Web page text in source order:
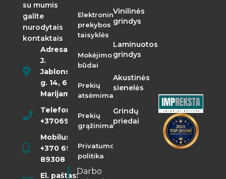
su mumis
galite
nurodytais
kontaktais
Adresas:
J.
Jablonskio
g. 14, 68290
Marijampolė
Telefonas:
+37069855400
Mobilusis:
+370 698
89308
El. paštas:
Elektroninės
prekybos
taisyklės
Mokėjimo
būdai
Prekių
atsėmimas
Prekių
grąžinimas
Privatumo
politika
Darbo
Vinilinės
grindys
Laminuotos
grindys
Akustinės
sienelės
Grindų
priedai